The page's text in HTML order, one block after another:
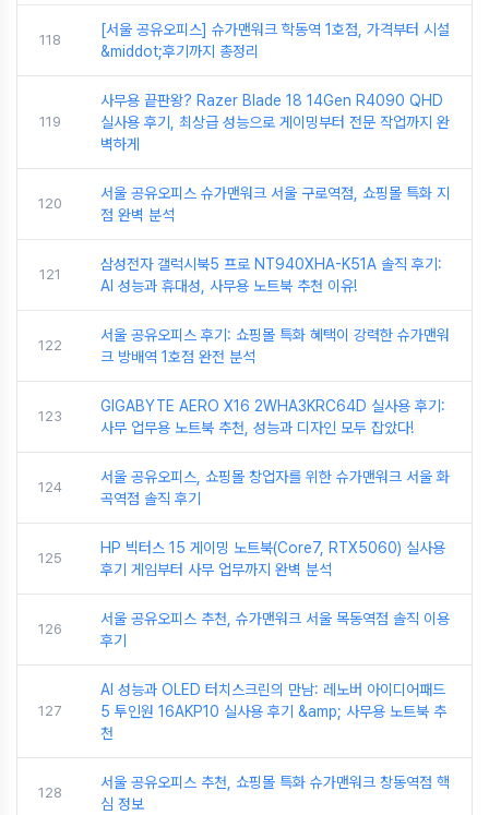
118
[서울 공유오피스] 슈가맨워크 학동역 1호점, 가격부터 시설
&middot;후기까지 총정리
119
사무용 끝판왕? Razer Blade 18 14Gen R4090 QHD
실사용 후기, 최상급 성능으로 게이밍부터 전문 작업까지 완
벽하게
120
서울 공유오피스 슈가맨워크 서울 구로역점, 쇼핑몰 특화 지
점 완벽 분석
121
삼성전자 갤럭시북5 프로 NT940XHA-K51A 솔직 후기:
AI 성능과 휴대성, 사무용 노트북 추천 이유!
122
서울 공유오피스 후기: 쇼핑몰 특화 혜택이 강력한 슈가맨워
크 방배역 1호점 완전 분석
123
GIGABYTE AERO X16 2WHA3KRC64D 실사용 후기:
사무 업무용 노트북 추천, 성능과 디자인 모두 잡았다!
124
서울 공유오피스, 쇼핑몰 창업자를 위한 슈가맨워크 서울 화
곡역점 솔직 후기
125
HP 빅터스 15 게이밍 노트북(Core7, RTX5060) 실사용
후기 게임부터 사무 업무까지 완벽 분석
126
서울 공유오피스 추천, 슈가맨워크 서울 목동역점 솔직 이용
후기
127
AI 성능과 OLED 터치스크린의 만남: 레노버 아이디어패드
5 투인원 16AKP10 실사용 후기 &amp; 사무용 노트북 추
천
128
서울 공유오피스 추천, 쇼핑몰 특화 슈가맨워크 창동역점 핵
심 정보